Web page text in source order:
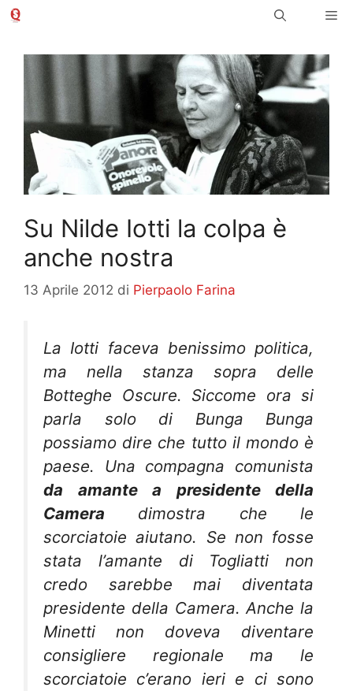
Vai
Su Nilde Iotti la colpa è
anche nostra
13 Aprile 2012 di Pierpaolo Farina
La Iotti faceva benissimo politica,
ma nella stanza sopra delle
Botteghe Oscure. Siccome ora si
parla solo di Bunga Bunga
possiamo dire che tutto il mondo è
paese. Una compagna comunista
da amante a presidente della
Camera dimostra che le
scorciatoie aiutano. Se non fosse
stata l’amante di Togliatti non
credo sarebbe mai diventata
presidente della Camera. Anche la
Minetti non doveva diventare
consigliere regionale ma le
scorciatoie c’erano ieri e ci sono